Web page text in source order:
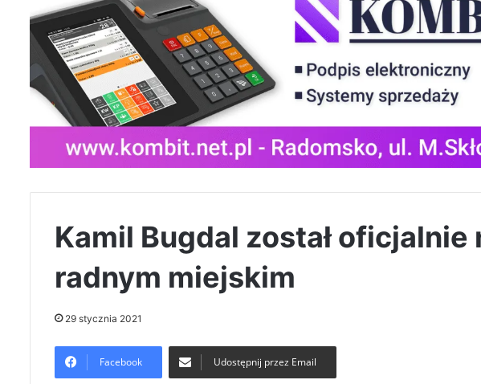
Kamil Bugdal został oficjalnie
radnym miejskim
29 stycznia 2021
Facebook Udostępnij przez Email